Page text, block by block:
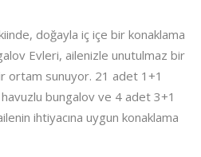
doğayla iç içe bir konaklama
Evleri, ailenizle unutulmaz bir
ortam sunuyor. 21 adet 1+1
bungalov ve 4 adet 3+1
ihtiyacına uygun konaklama